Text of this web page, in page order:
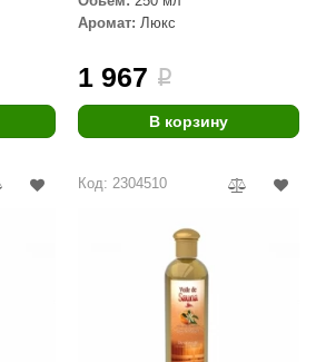
Аромат: Люкс
1 967 i
В корзину
Код: 2304510